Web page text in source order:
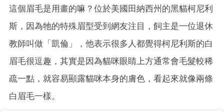
這個眉毛是用畫的嘛？位於美國田納西州的黑貓柯尼利
斯，因為牠的特殊眉型受到網友注目，飼主是一位退休
教師叫做「凱倫」，他表示很多人都覺得柯尼利斯的白
眉毛很逗趣，其實是因為貓咪眼睛上方通常會毛髮較稀
疏一點，就容易顯露貓咪本身的膚色，看起來就像兩條
白眉毛一樣。